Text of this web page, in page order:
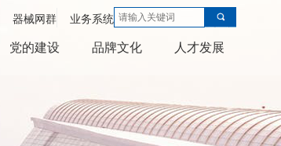
器械网群 业务系统
党的建设 品牌文化 人才发展